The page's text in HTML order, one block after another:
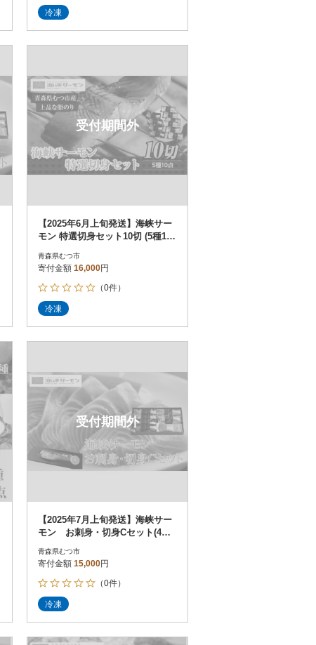
冷凍
受付期間外
【2025年6月上旬発送】海峡サー
モン 特選切身セット10切 (5種10
青森県むつ市
寄付金額 16,000円
（0件）
冷凍
受付期間外
【2025年7月上旬発送】海峡サー
モン お刺身・切身Cセット(4種7
青森県むつ市
寄付金額 15,000円
（0件）
冷凍